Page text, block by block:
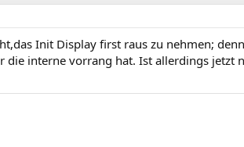
Init Display first raus zu nehmen;
die interne vorrang hat. Ist allerdings jetzt